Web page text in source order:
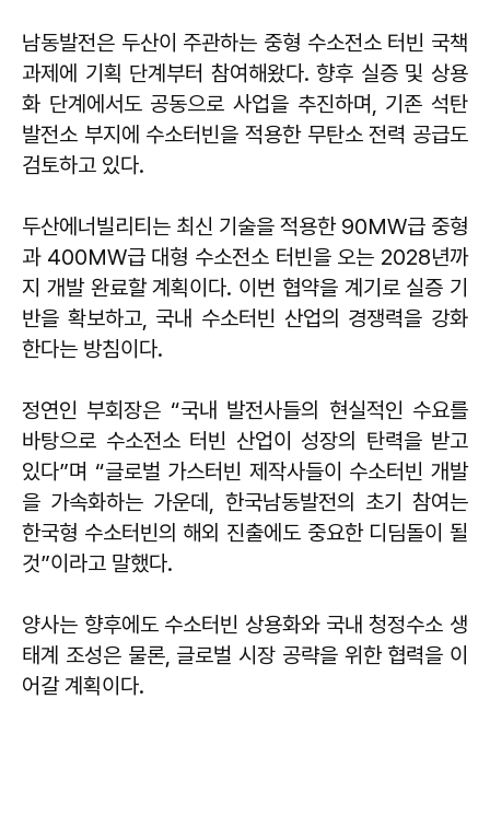
남동발전은 두산이 주관하는 중형 수소전소 터빈 국책
과제에 기획 단계부터 참여해왔다. 향후 실증 및 상용
화 단계에서도 공동으로 사업을 추진하며, 기존 석탄
발전소 부지에 수소터빈을 적용한 무탄소 전력 공급도
검토하고 있다.
두산에너빌리티는 최신 기술을 적용한 90MW급 중형
과 400MW급 대형 수소전소 터빈을 오는 2028년까
지 개발 완료할 계획이다. 이번 협약을 계기로 실증 기
반을 확보하고, 국내 수소터빈 산업의 경쟁력을 강화
한다는 방침이다.
정연인 부회장은 “국내 발전사들의 현실적인 수요를
바탕으로 수소전소 터빈 산업이 성장의 탄력을 받고
있다”며 “글로벌 가스터빈 제작사들이 수소터빈 개발
을 가속화하는 가운데, 한국남동발전의 초기 참여는
한국형 수소터빈의 해외 진출에도 중요한 디딤돌이 될
것”이라고 말했다.
양사는 향후에도 수소터빈 상용화와 국내 청정수소 생
태계 조성은 물론, 글로벌 시장 공략을 위한 협력을 이
어갈 계획이다.